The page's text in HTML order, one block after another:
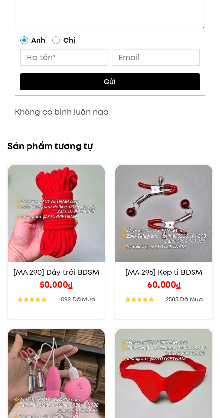
Anh Chị
Gửi
Không có bình luận nào
Sản phẩm tương tự
[MÃ 290] Dây trói BDSM
50.000₫
1092 Đã Mua
[MÃ 296] Kẹp ti BDSM
60.000₫
2585 Đã Mua